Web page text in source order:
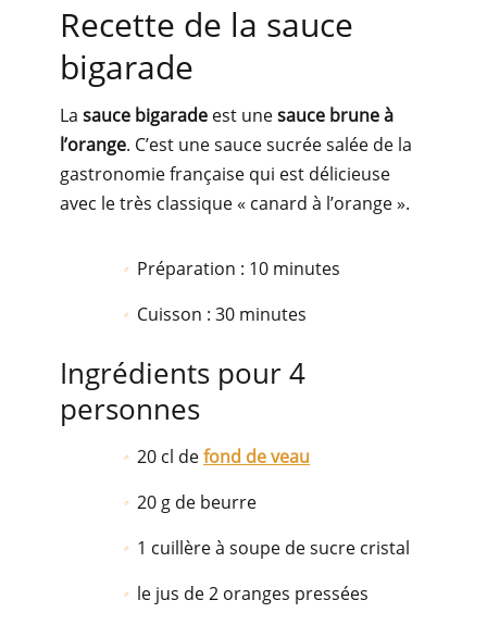
Recette de la sauce
bigarade
La sauce bigarade est unesauce brune à
l’orange. C’est une sauce sucrée salée de la
gastronomie française qui est délicieuse
avec le très classique « canard à l’orange ».
Préparation : 10 minutes
Cuisson : 30 minutes
Ingrédients pour 4
personnes
20 cl defond de veau
20 g de beurre
1 cuillère à soupe de sucre cristal
le jus de 2 oranges pressées